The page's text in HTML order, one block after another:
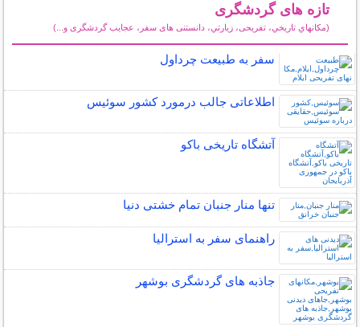
تازه های گردشگری
(مكانهاي تاريخي، تفریحی، زيارتي، دانستنی های سفر، عجایب گردشگری و...)
سفر به طبیعت چرداول
اطلاعاتی جالب درمورد کشور سوئیس
آتشگاه تاریخی باکو
تنها منار جنبان تمام خشتی دنیا
راهنمای سفر به استرالیا
جاذبه های گردشگری بوشهر